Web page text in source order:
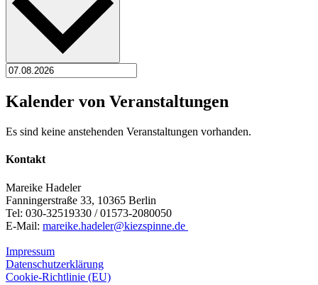
Kalender von Veranstaltungen
Es sind keine anstehenden Veranstaltungen vorhanden.
Kontakt
Mareike Hadeler
Fanningerstraße 33, 10365 Berlin
Tel: 030-32519330 / 01573-2080050
E-Mail: mareike.hadeler@kiezspinne.de
Impressum
Datenschutzerklärung
Cookie-Richtlinie (EU)